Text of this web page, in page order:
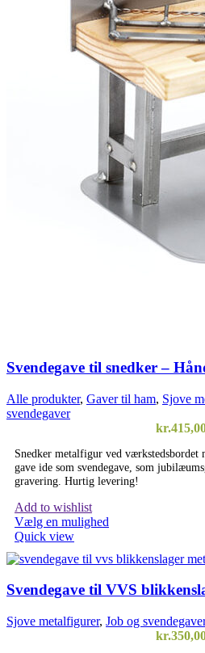
Svendegave til snedker –
Alle produkter, Gaver til ham, Sjove
svendegaver
kr.
Snedker metalfigur ved
gave ide som svendegave, som
gravering. Hurtig levering!
Add to wishlist
Vælg en mulighed
Quick view
Svendegave til VVS
Sjove metalfigurer, Job og svendegaver
kr.